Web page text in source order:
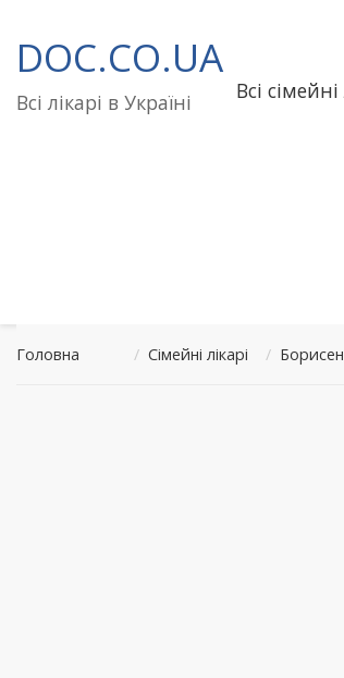
до
вмісту
DOC.CO.UA
Всі лікарі в Україні Всі сімейні
Головна / Сімейні лікарі /